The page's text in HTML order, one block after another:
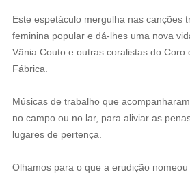
Este espetáculo mergulha nas canções
feminina popular e dá-lhes uma nova
Vânia Couto e outras coralistas do Coro
Fábrica.
‍Músicas de trabalho que
no campo ou no lar, para aliviar as
lugares de pertença.
Olhamos para o que a erudição nomeou